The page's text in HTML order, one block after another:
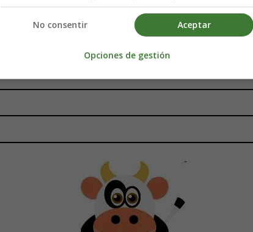
Aceptar
No consentir
Opciones de gestión